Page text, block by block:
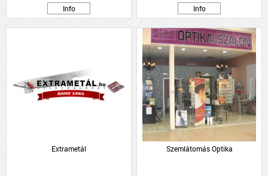
Info
Info
Extrametál Szemlátomás Optika